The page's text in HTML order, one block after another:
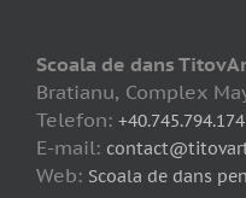
Scoala de dans
Bratianu, Complex
Telefon: +40.745.794.174
E-mail:
Web: Scoala de dans